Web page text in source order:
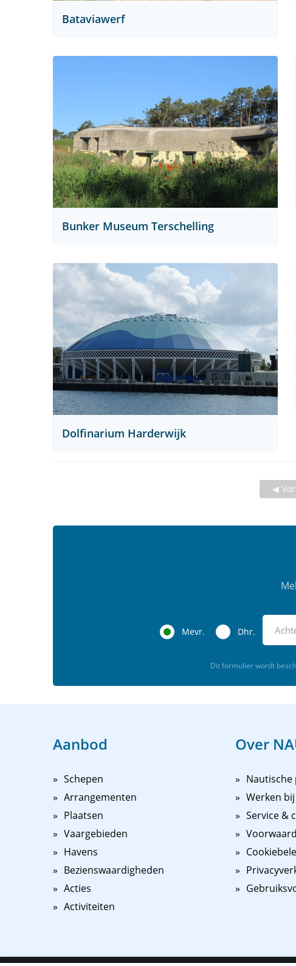
Bataviawerf
Bunker Museum Terschelling
Dolfinarium Harderwijk
Mevr. Dhr.
Dit formulier wordt
Aanbod
Schepen
Arrangementen
Plaatsen
Vaargebieden
Havens
Bezienswaardigheden
Acties
Activiteiten
Over
Werken bij
Service &